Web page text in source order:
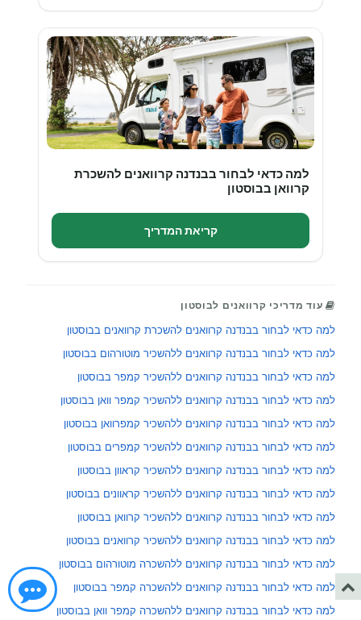
למה כדאי לבחור בבנדנה קרוואנים להשכרת
קרוואן בבוסטון
קריאת המדריך
עוד מדריכי קרוואנים לבוסטון
למה כדאי לבחור בבנדנה קרוואנים להשכרת קרוואנים בבוסטון
למה כדאי לבחור בבנדנה קרוואנים ללהשכיר מוטורהום בבוסטון
למה כדאי לבחור בבנדנה קרוואנים ללהשכיר קמפר בבוסטון
למה כדאי לבחור בבנדנה קרוואנים ללהשכיר קמפר וואן בבוסטון
למה כדאי לבחור בבנדנה קרוואנים ללהשכיר קמפרוואן בבוסטון
למה כדאי לבחור בבנדנה קרוואנים ללהשכיר קמפרים בבוסטון
למה כדאי לבחור בבנדנה קרוואנים ללהשכיר קראוון בבוסטון
למה כדאי לבחור בבנדנה קרוואנים ללהשכיר קראוונים בבוסטון
למה כדאי לבחור בבנדנה קרוואנים ללהשכיר קרוואן בבוסטון
למה כדאי לבחור בבנדנה קרוואנים ללהשכיר קרוואנים בבוסטון
למה כדאי לבחור בבנדנה קרוואנים ללהשכרה מוטורהום בבוסטון
למה כדאי לבחור בבנדנה קרוואנים ללהשכרה קמפר בבוסטון
למה כדאי לבחור בבנדנה קרוואנים ללהשכרה קמפר וואן בבוסטון